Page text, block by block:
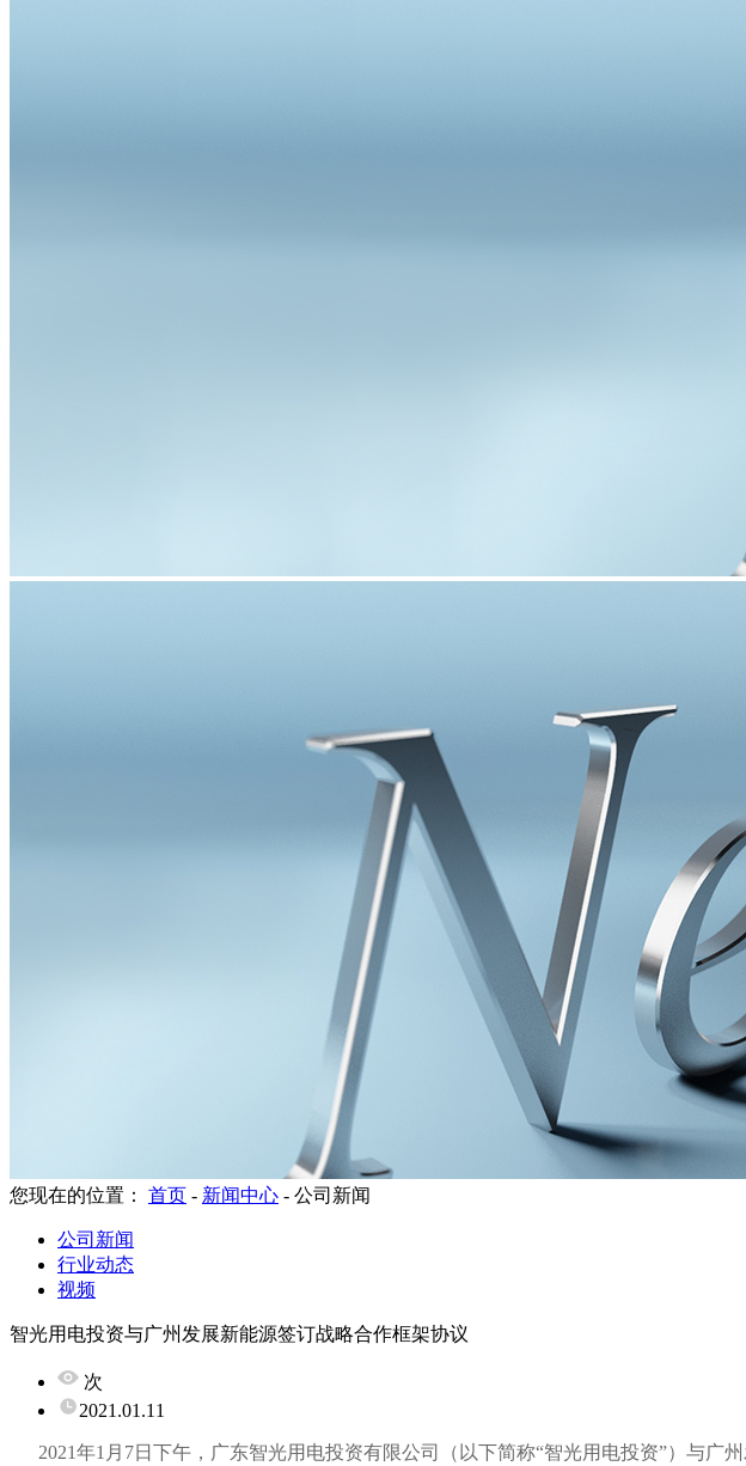
您现在的位置： 首页 - 新闻中心 - 公司新闻
公司新闻
行业动态
视频
智光用电投资与广州发展新能源签订战略合作框架协议
次
2021.01.11
2021年1 月 7日下午，广东智光用电投资有限公司（以下简称“智光用电投资”）与广